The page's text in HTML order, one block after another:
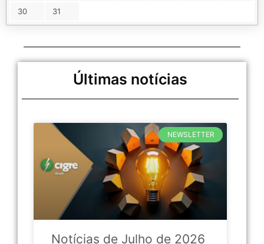
30 31
Últimas notícias
NEWSLETTER
Notícias de Julho de 2026